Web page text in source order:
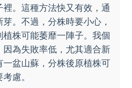
。這種方法快又有效，通
。不過，分株時要小心，
植株可能萎靡一陣子。我個
因為失敗率低，尤其適合新
一盆山蘇，分株後原植株可
慮。